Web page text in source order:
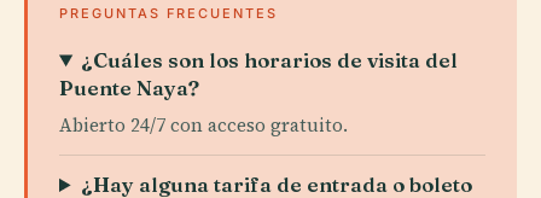
PREGUNTAS FRECUENTES
¿Cuáles son los horarios de visita del
Puente Naya?
Abierto 24/7 con acceso gratuito.
¿Hay alguna tarifa de entrada o boleto